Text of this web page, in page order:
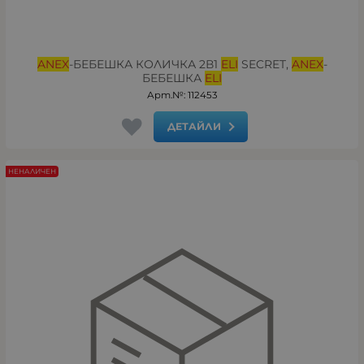
ANEX-БЕБЕШКА КОЛИЧКА 2В1 ELI SECRET, ANEX-
БЕБЕШКА ELI
Арт.№: 112453
ДЕТАЙЛИ
НЕНАЛИЧЕН